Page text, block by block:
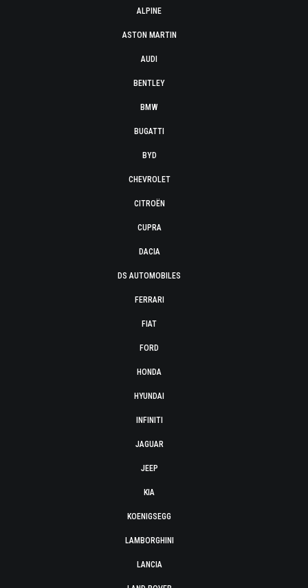
ALPINE
ASTON MARTIN
AUDI
BENTLEY
BMW
BUGATTI
BYD
CHEVROLET
CITROËN
CUPRA
DACIA
DS AUTOMOBILES
FERRARI
FIAT
FORD
HONDA
HYUNDAI
INFINITI
JAGUAR
JEEP
KIA
KOENIGSEGG
LAMBORGHINI
LANCIA